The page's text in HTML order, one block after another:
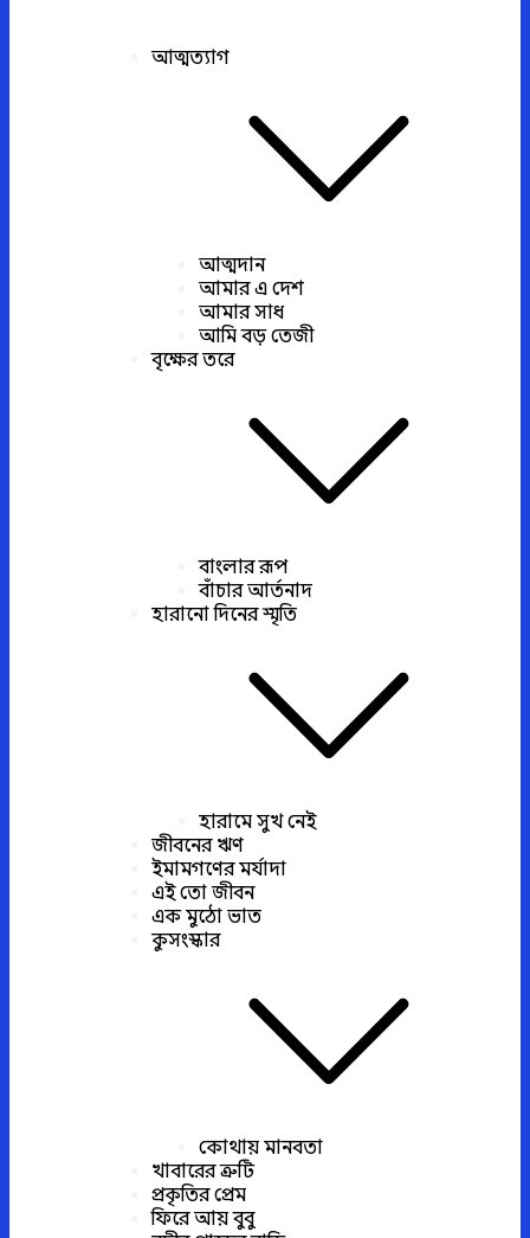
আত্মত্যাগ
আত্মদান
আমার এ দেশ
আমার সাধ
আমি বড় তেজী
বৃক্ষের তরে
বাংলার রূপ
বাঁচার আর্তনাদ
হারানো দিনের স্মৃতি
হারামে সুখ নেই
জীবনের ঋণ
ইমামগণের মর্যাদা
এই তো জীবন
এক মুঠো ভাত
কুসংস্কার
কোথায় মানবতা
খাবারের ত্রুটি
প্রকৃতির প্রেম
ফিরে আয় বুবু